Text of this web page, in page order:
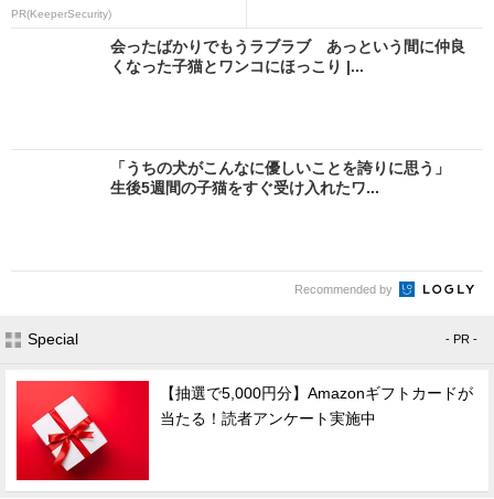
PR(KeeperSecurity)
会ったばかりでもうラブラブ あっという間に仲良
くなった子猫とワンコにほっこり |...
「うちの犬がこんなに優しいことを誇りに思う」
生後5週間の子猫をすぐ受け入れたワ...
Recommended by
Special - PR -
【抽選で5,000円分】Amazonギフトカードが
当たる！読者アンケート実施中